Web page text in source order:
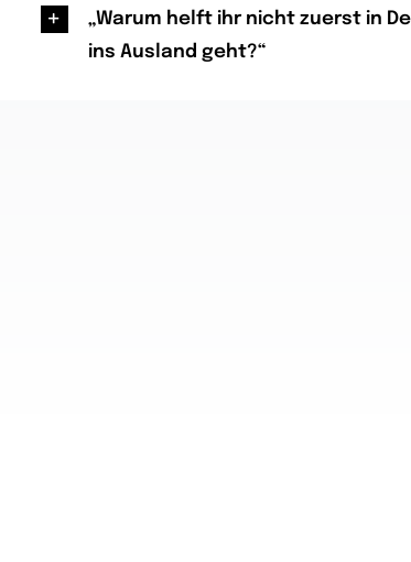
„Warum helft ihr nicht zuerst in
ins Ausland geht?“